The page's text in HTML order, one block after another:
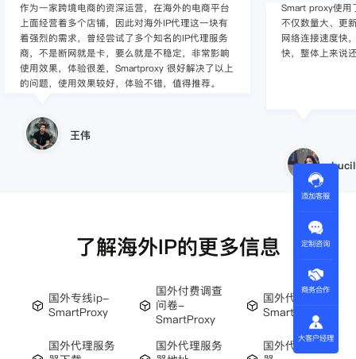
Smart proxy使用了很多年了，他们这边的海外代理
不仅数量大、更新快、覆盖地区多、IP纯净度高，
网络连接速度快，同时客服/技术支持响应的速度
快，整体上来说还是比较满意的。
Lucille
作为入行不久的
定的难度，这边
心，并且非常专
感觉还是不错的
小美
了解海外IP的更多信息
国外专线ip-
SmartProxy
国外付费调查
问卷-
SmartProxy
国外代理国外-
SmartProxy
国外代理服务
国外代理服务
国外代理服务
添加客服
定制咨询
商务合作
大客户经理